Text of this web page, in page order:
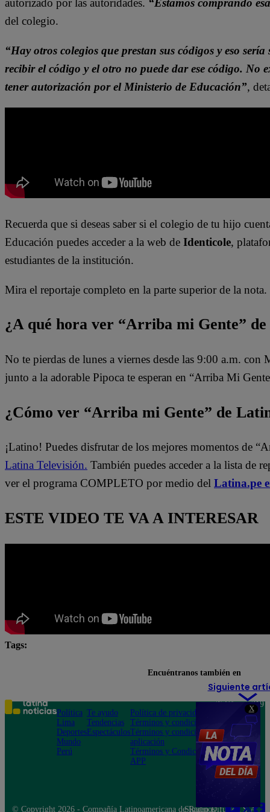
X
autorizado por las autoridades. “Estamos comprando
del colegio.
“Hay otros colegios que prestan sus códigos y eso
recibir el código y el otro no puede dar ese código. No
tener autorización por el Ministerio de Educación”,
Recuerda que si deseas saber si el colegio de tu hijo
Educación puedes acceder a la web de Identicole,
estudiantes de la institución.
Mira el reportaje completo en la parte superior de la nota.
¿A qué hora ver “Arriba mi Gente”
No te pierdas de lunes a viernes desde las 9:00 a.m.
junto a la adorable Pipoca te esperan en “Arriba Mi
¿Cómo ver “Arriba mi Gente” de
¡Latino! Puedes disfrutar de los mejores momentos de
Latina Televisión. También puedes acceder a la lista de
ver el programa COMPLETO por medio del Latina.pe
ESTE VIDEO TE VA A INTERESAR
Tags:
Siguiente
Encuéntranos también en
Política
Lima
Deportes
Mundo
Perú
Te ayudo
Tendencias
Espectáculos
Política de privacidad
Términos y condiciones
Términos y condiciones
aplicación
Términos y Condiciones
APP
Teléfono: 219
Av. San
Felipe 968
Jesús María
© Copyright 2026 - Compañía Latinoamericana de Radio Difusión S.A.
Síguenos